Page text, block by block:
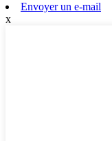
Envoyer un e-mail
x